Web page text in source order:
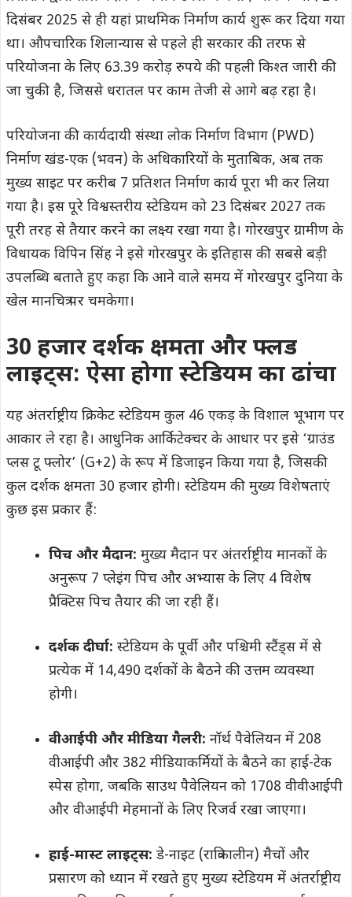
दिसंबर 2025 से ही यहां प्राथमिक निर्माण कार्य शुरू कर दिया गया
था। औपचारिक शिलान्यास से पहले ही सरकार की तरफ से
परियोजना के लिए 63.39 करोड़ रुपये की पहली किश्त जारी की
जा चुकी है, जिससे धरातल पर काम तेजी से आगे बढ़ रहा है।
परियोजना की कार्यदायी संस्था लोक निर्माण विभाग (PWD)
निर्माण खंड-एक (भवन) के अधिकारियों के मुताबिक, अब तक
मुख्य साइट पर करीब 7 प्रतिशत निर्माण कार्य पूरा भी कर लिया
गया है। इस पूरे विश्वस्तरीय स्टेडियम को 23 दिसंबर 2027 तक
पूरी तरह से तैयार करने का लक्ष्य रखा गया है। गोरखपुर ग्रामीण के
विधायक विपिन सिंह ने इसे गोरखपुर के इतिहास की सबसे बड़ी
उपलब्धि बताते हुए कहा कि आने वाले समय में गोरखपुर दुनिया के
खेल मानचित्र पर चमकेगा।
30 हजार दर्शक क्षमता और फ्लड
लाइट्स: ऐसा होगा स्टेडियम का ढांचा
यह अंतर्राष्ट्रीय क्रिकेट स्टेडियम कुल 46 एकड़ के विशाल भूभाग पर
आकार ले रहा है। आधुनिक आर्किटेक्चर के आधार पर इसे ‘ग्राउंड
प्लस टू फ्लोर’ (G+2) के रूप में डिजाइन किया गया है, जिसकी
कुल दर्शक क्षमता 30 हजार होगी। स्टेडियम की मुख्य विशेषताएं
कुछ इस प्रकार हैं:
पिच और मैदान: मुख्य मैदान पर अंतर्राष्ट्रीय मानकों के
अनुरूप 7 प्लेइंग पिच और अभ्यास के लिए 4 विशेष
प्रैक्टिस पिच तैयार की जा रही हैं।
दर्शक दीर्घा: स्टेडियम के पूर्वी और पश्चिमी स्टैंड्स में से
प्रत्येक में 14,490 दर्शकों के बैठने की उत्तम व्यवस्था
होगी।
वीआईपी और मीडिया गैलरी: नॉर्थ पैवेलियन में 208
वीआईपी और 382 मीडियाकर्मियों के बैठने का हाई-टेक
स्पेस होगा, जबकि साउथ पैवेलियन को 1708 वीवीआईपी
और वीआईपी मेहमानों के लिए रिजर्व रखा जाएगा।
हाई-मास्ट लाइट्स: डे-नाइट (रात्रिकालीन) मैचों और
प्रसारण को ध्यान में रखते हुए मुख्य स्टेडियम में अंतर्राष्ट्रीय